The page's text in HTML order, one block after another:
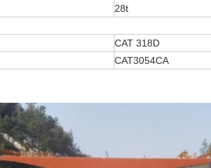
28t
CAT 318D
CAT3054CA